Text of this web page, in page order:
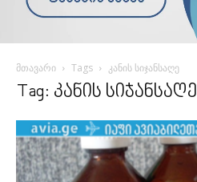
მთავარი Tags კანის სიჯანსაღე
Tag: კანის სიჯანსაღე